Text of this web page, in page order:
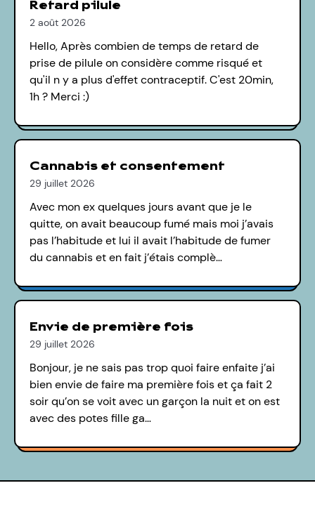
Retard pilule
2 août 2026
Hello, Après combien de temps de retard de
prise de pilule on considère comme risqué et
qu'il n y a plus d'effet contraceptif. C'est 20min,
1h ? Merci :)
Cannabis et consentement
29 juillet 2026
Avec mon ex quelques jours avant que je le
quitte, on avait beaucoup fumé mais moi j’avais
pas l’habitude et lui il avait l’habitude de fumer
du cannabis et en fait j’étais complè…
Envie de première fois
29 juillet 2026
Bonjour, je ne sais pas trop quoi faire enfaite j’ai
bien envie de faire ma première fois et ça fait 2
soir qu’on se voit avec un garçon la nuit et on est
avec des potes fille ga…